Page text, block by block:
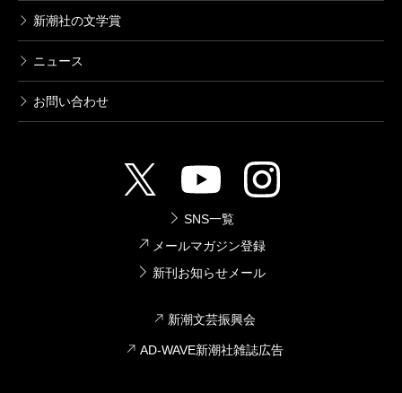
新潮社の文学賞
ニュース
お問い合わせ
SNS一覧
メールマガジン登録
新刊お知らせメール
新潮文芸振興会
AD-WAVE新潮社雑誌広告